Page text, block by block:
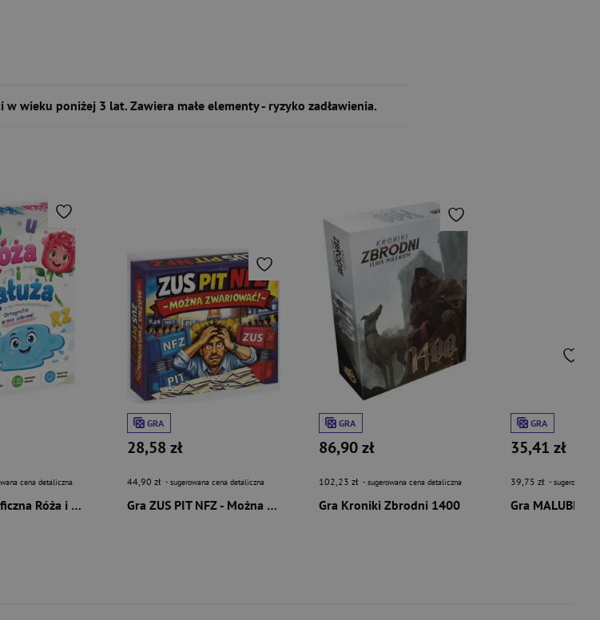
w wieku poniżej 3 lat. Zawiera małe elementy - ryzyko zadławienia.
cena detaliczna
Gra ortograficzna Róża i Kałóża
GRA
28,58 zł
44,90 zł - sugerowana cena detaliczna
Gra ZUS PIT NFZ - Można Zwariować!
GRA
86,90 zł
102,23 zł - sugerowana cena detaliczna
Gra Kroniki Zbrodni 1400
GRA
35,41 zł
39,75 zł - sugerowana